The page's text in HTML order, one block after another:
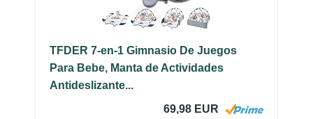
TFDER 7-en-1 Gimnasio De Juegos
Para Bebe, Manta de Actividades
Antideslizante...
69,98 EUR